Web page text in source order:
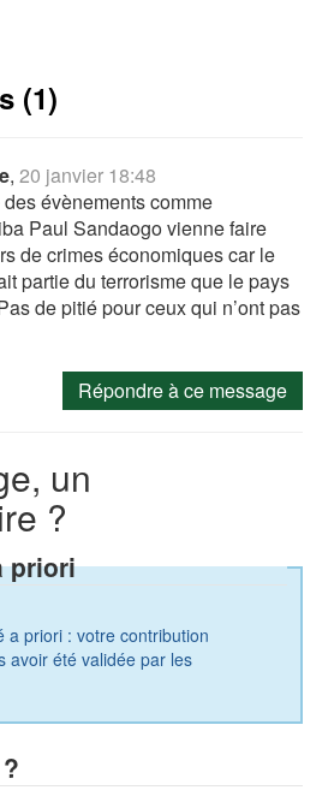
(1)
,20 janvier 18:48
évènements comme
Paul Sandaogo vienne faire
de crimes économiques car le
partie du terrorisme que le pays
de pitié pour ceux qui n’ont pas
Répondre à ce message
un
?
priori
a priori : votre contribution
avoir été validée par les